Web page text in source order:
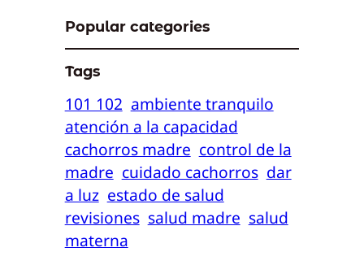
Popular categories
Tags
101 102 ambiente tranquilo
atención a la capacidad
cachorros madre control de la
madre cuidado cachorros dar
a luz estado de salud
revisiones salud madre salud
materna